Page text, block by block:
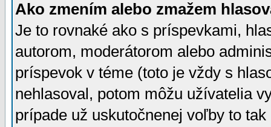
Ako zmením alebo zmažem
Je to rovnaké ako s príspevkami,
autorom, moderátorom alebo
príspevok v téme (toto je vždy s
nehlasoval, potom môžu užívatelia
prípade už uskutočnenej voľby to